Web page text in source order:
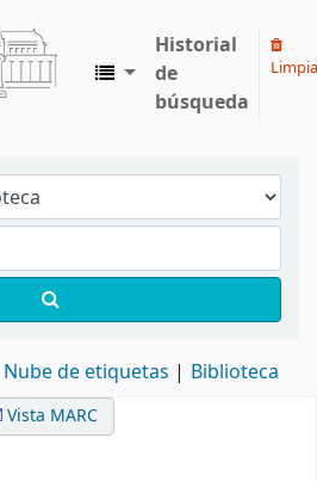
Historial
de
búsqueda
Nube de etiquetas Biblioteca
Vista MARC